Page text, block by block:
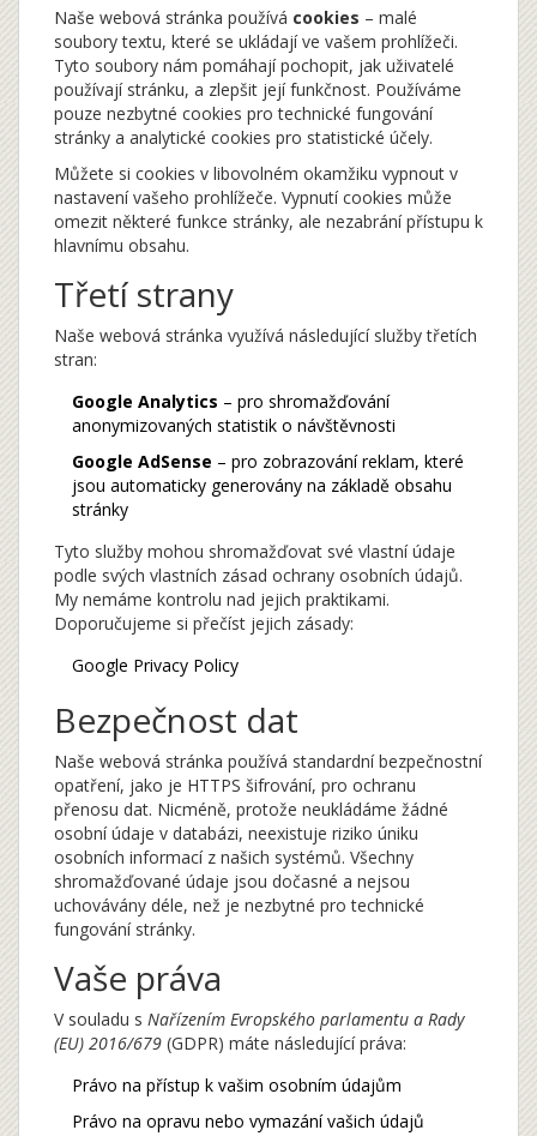
Naše webová stránka používá cookies – malé
soubory textu, které se ukládají ve vašem prohlížeči.
Tyto soubory nám pomáhají pochopit, jak uživatelé
používají stránku, a zlepšit její funkčnost. Používáme
pouze nezbytné cookies pro technické fungování
stránky a analytické cookies pro statistické účely.
Můžete si cookies v libovolném okamžiku vypnout v
nastavení vašeho prohlížeče. Vypnutí cookies může
omezit některé funkce stránky, ale nezabrání přístupu k
hlavnímu obsahu.
Třetí strany
Naše webová stránka využívá následující služby třetích
stran:
Google Analytics – pro shromažďování
anonymizovaných statistik o návštěvnosti
Google AdSense – pro zobrazování reklam, které
jsou automaticky generovány na základě obsahu
stránky
Tyto služby mohou shromažďovat své vlastní údaje
podle svých vlastních zásad ochrany osobních údajů.
My nemáme kontrolu nad jejich praktikami.
Doporučujeme si přečíst jejich zásady:
Google Privacy Policy
Bezpečnost dat
Naše webová stránka používá standardní bezpečnostní
opatření, jako je HTTPS šifrování, pro ochranu
přenosu dat. Nicméně, protože neukládáme žádné
osobní údaje v databázi, neexistuje riziko úniku
osobních informací z našich systémů. Všechny
shromažďované údaje jsou dočasné a nejsou
uchovávány déle, než je nezbytné pro technické
fungování stránky.
Vaše práva
V souladu s Nařízením Evropského parlamentu a Rady
(EU) 2016/679 (GDPR) máte následující práva:
Právo na přístup k vašim osobním údajům
Právo na opravu nebo vymazání vašich údajů